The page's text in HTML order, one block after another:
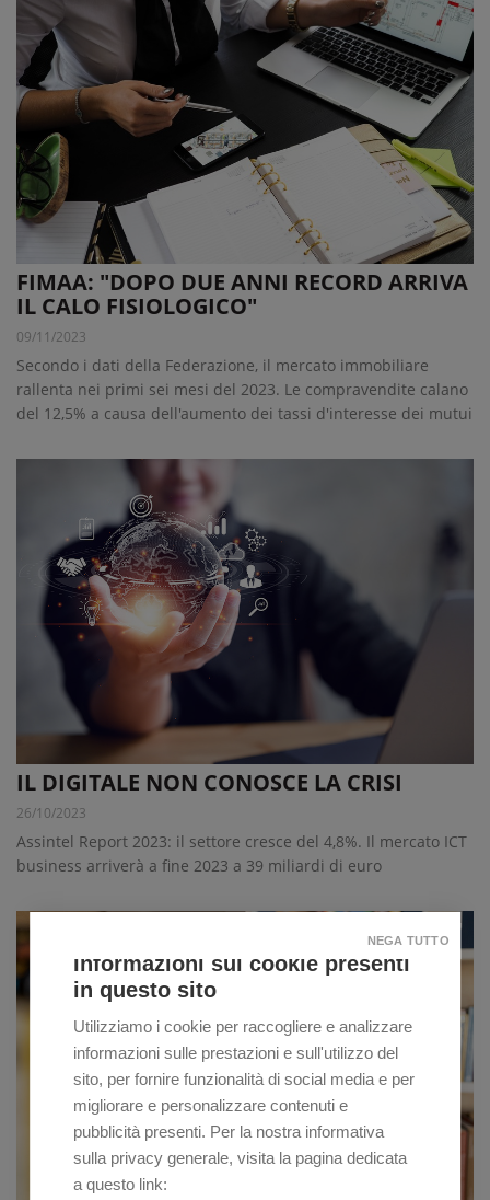
FIMAA: "DOPO DUE ANNI RECORD ARRIVA
IL CALO FISIOLOGICO"
09/11/2023
Secondo i dati della Federazione, il mercato immobiliare
rallenta nei primi sei mesi del 2023. Le compravendite calano
del 12,5% a causa dell'aumento dei tassi d'interesse dei mutui
IL DIGITALE NON CONOSCE LA CRISI
26/10/2023
Assintel Report 2023: il settore cresce del 4,8%. Il mercato ICT
business arriverà a fine 2023 a 39 miliardi di euro
Informazioni sui cookie presenti
in questo sito
Utilizziamo i cookie per raccogliere e analizzare
informazioni sulle prestazioni e sull'utilizzo del
sito, per fornire funzionalità di social media e per
migliorare e personalizzare contenuti e
pubblicità presenti. Per la nostra informativa
sulla privacy generale, visita la pagina dedicata
a questo link:
NEGA TUTTO